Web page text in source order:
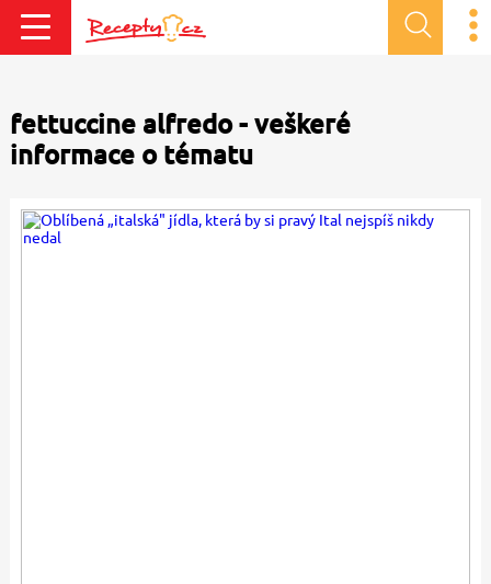
fettuccine alfredo - veškeré
informace o tématu